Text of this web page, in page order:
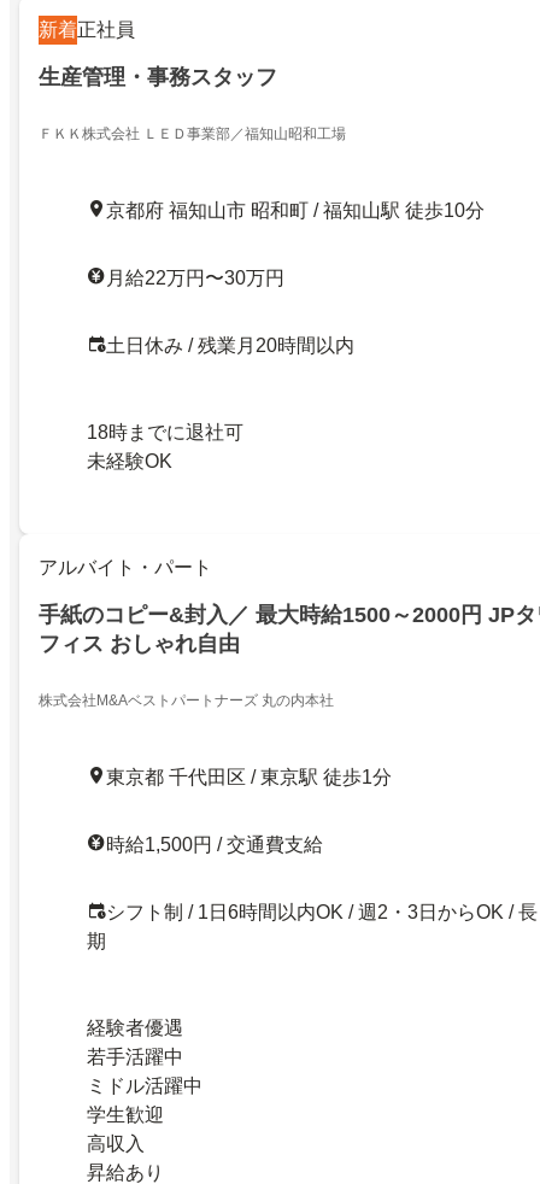
新着正社員
生産管理・事務スタッフ
ＦＫＫ株式会社 ＬＥＤ事業部／福知山昭和工場
京都府 福知山市 昭和町 / 福知山駅 徒歩10分
月給22万円〜30万円
土日休み / 残業月20時間以内
18時までに退社可
未経験OK
アルバイト・パート
手紙のコピー&封入／ 最大時給1500～2000円 JP
フィス おしゃれ自由
株式会社M&Aベストパートナーズ 丸の内本社
東京都 千代田区 / 東京駅 徒歩1分
時給1,500円 / 交通費支給
シフト制 / 1日6時間以内OK / 週2・3日からOK / 長
期
経験者優遇
若手活躍中
ミドル活躍中
学生歓迎
高収入
昇給あり